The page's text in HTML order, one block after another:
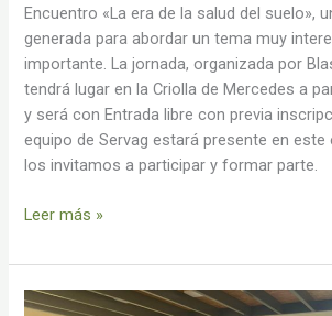
Encuentro «La era de la salud del suelo»,
generada para abordar un tema muy
importante. La jornada, organizada por
tendrá lugar en la Criolla de Mercedes a
y será con Entrada libre con previa
equipo de Servag estará presente en este
los invitamos a participar y formar parte.
Leer más »
Una